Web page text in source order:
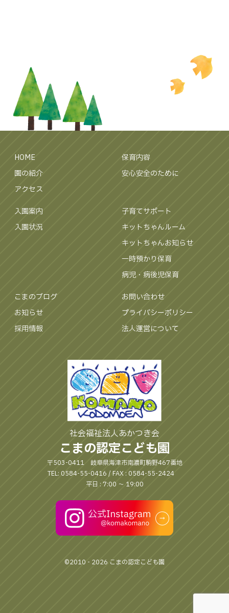
HOME
園の紹介
アクセス
保育内容
安心安全のために
入園案内
入園状況
子育てサポート
キットちゃんルーム
キットちゃんお知らせ
一時預かり保育
病児・病後児保育
こまのブログ
お知らせ
採用情報
お問い合わせ
プライバシーポリシー
法人運営について
社会福祉法人あかつき会
こまの認定こども園
〒503-0411 岐阜県海津市南濃町駒野467番地
TEL: 0584-55-0416 / FAX : 0584-55-2424
平日 : 7:00 〜 19:00
©2010 - 2026 こまの認定こども園